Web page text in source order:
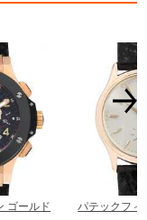
ゴールド
パテックフィ